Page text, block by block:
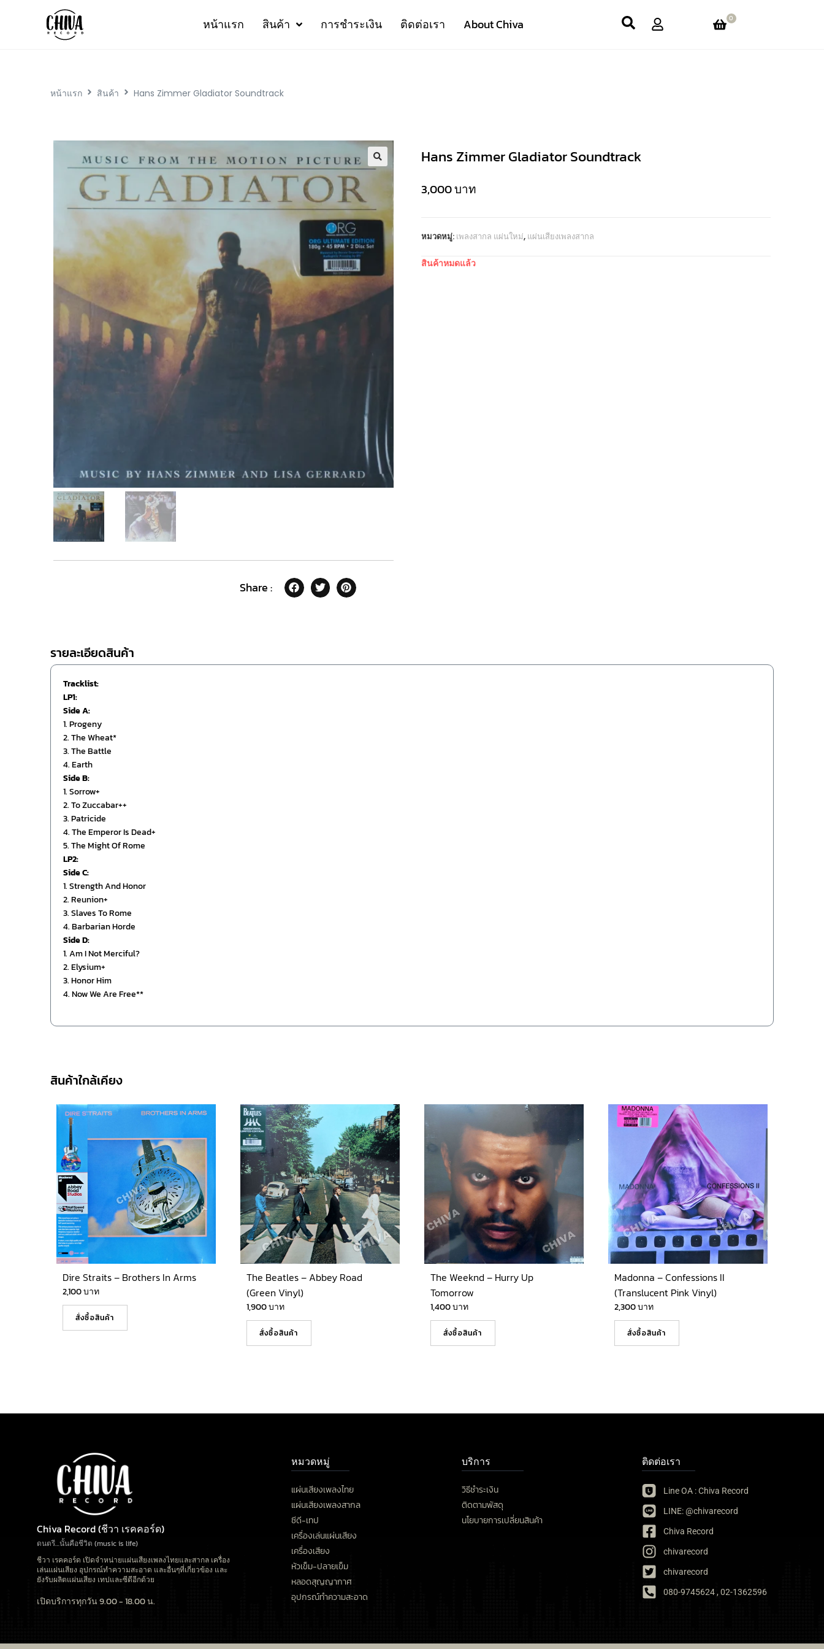
หน้าแรก สินค้า การชำระเงิน ติดต่อเรา About Chiva 0
หน้าแรก สินค้า Hans Zimmer Gladiator Soundtrack
Share :
Hans Zimmer Gladiator Soundtrack
3,000บาท
หมวดหมู่: เพลงสากล แผ่นใหม่, แผ่นเสียงเพลงสากล
สินค้าหมดแล้ว
รายละเอียดสินค้า
Tracklist:
LP1:
Side A:
1. Progeny
2. The Wheat*
3. The Battle
4. Earth
Side B:
1. Sorrow+
2. To Zuccabar++
3. Patricide
4. The Emperor Is Dead+
5. The Might Of Rome
LP2:
Side C:
1. Strength And Honor
2. Reunion+
3. Slaves To Rome
4. Barbarian Horde
Side D:
1. Am I Not Merciful?
2. Elysium+
3. Honor Him
4. Now We Are Free**
สินค้าใกล้เคียง
Dire Straits – Brothers In Arms
2,100บาท
สั่งซื้อสินค้า
The Beatles – Abbey Road
(Green Vinyl)
1,900บาท
สั่งซื้อสินค้า
The Weeknd – Hurry Up
Tomorrow
1,400บาท
สั่งซื้อสินค้า
Madonna – Confessions II
(Translucent Pink Vinyl)
2,300บาท
สั่งซื้อสินค้า
Chiva Record (ชีวา เรคคอร์ด)
ดนตรี…นั้นคือชีวิต (music is life)
ชีวา เรคคอร์ด เปิดจำหน่ายแผ่นเสียงเพลงไทยและสากล เครื่อง
เล่นแผ่นเสียง อุปกรณ์ทำความสะอาด และอื่นๆที่เกี่ยวข้อง และ
ยังรับผลิตแผ่นเสียง เทปและซีดีอีกด้วย
เปิดบริการทุกวัน 9.00 - 18.00 น.
หมวดหมู่
แผ่นเสียงเพลงไทย
แผ่นเสียงเพลงสากล
ซีดี-เทป
เครื่องเล่นแผ่นเสียง
เครื่องเสียง
หัวเข็ม-ปลายเข็ม
หลอดสุญญากาศ
อุปกรณ์ทำความสะอาด
บริการ
วิธีชำระเงิน
ติดตามพัสดุ
นโยบายการเปลี่ยนสินค้า
ติดต่อเรา
Line OA : Chiva Record
LINE: @chivarecord
Chiva Record
chivarecord
chivarecord
080-9745624 , 02-1362596